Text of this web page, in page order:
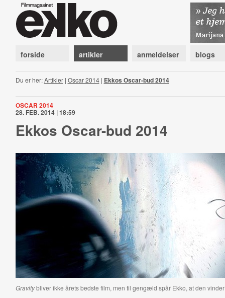
forside artikler anmeldelser blogs
Du er her:Artikler| Oscar 2014| Ekkos Oscar-bud 2014
OSCAR 2014
28. FEB. 2014 | 18:59
Ekkos Oscar-bud 2014
Gravitybliver ikke årets bedste film, men til gengæld spår Ekko, at den